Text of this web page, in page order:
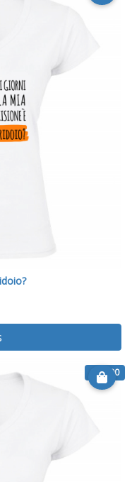
€ 20.90